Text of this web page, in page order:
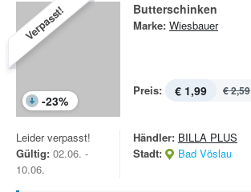
Verpasst!
-23%
Butterschinken
Marke: Wiesbauer
Preis: € 1,99 € 2,59
Leider verpasst!
Gültig: 02.06. -
10.06.
Händler: BILLA PLUS
Stadt:
Bad Vöslau